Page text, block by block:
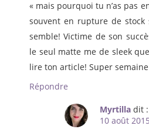
« mais pourquoi tu n’as pas
souvent en rupture de stock
semble! Victime de son
le seul matte me de sleek
lire ton article! Super
Répondre
Myrtilla dit :
10 août